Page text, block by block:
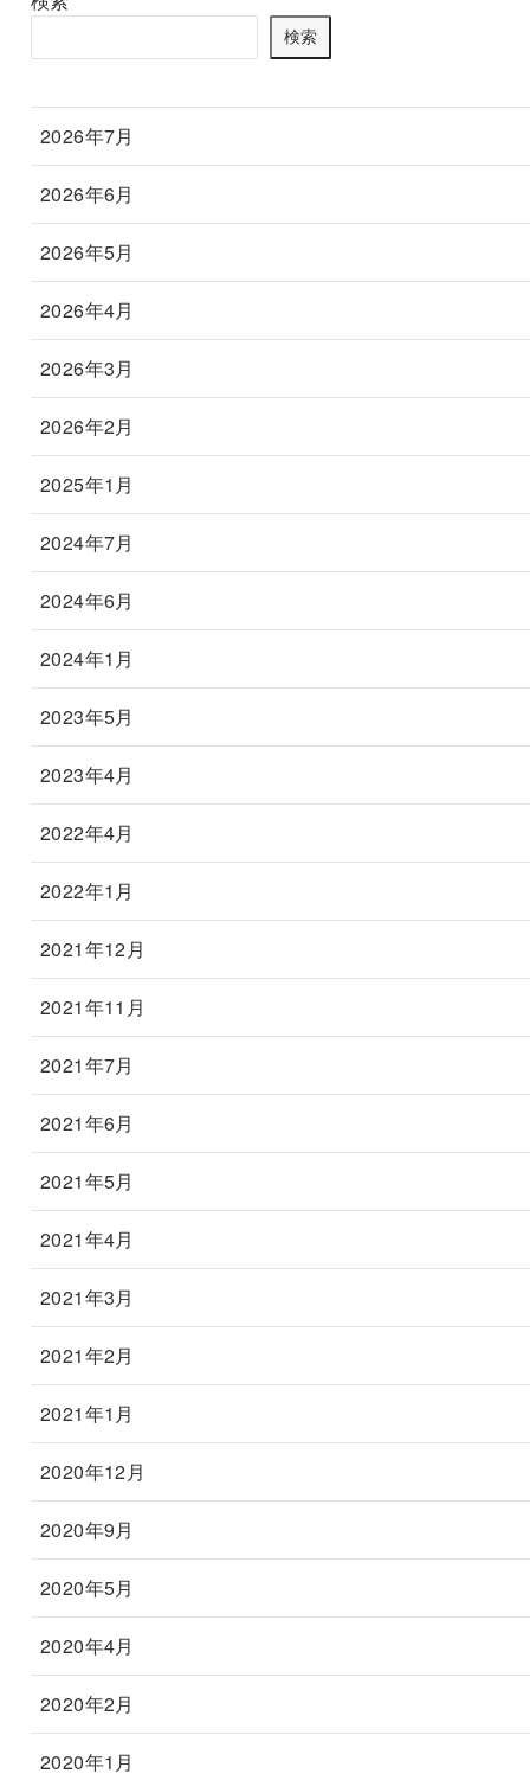
検索
2026年7月
2026年6月
2026年5月
2026年4月
2026年3月
2026年2月
2025年1月
2024年7月
2024年6月
2024年1月
2023年5月
2023年4月
2022年4月
2022年1月
2021年12月
2021年11月
2021年7月
2021年6月
2021年5月
2021年4月
2021年3月
2021年2月
2021年1月
2020年12月
2020年9月
2020年5月
2020年4月
2020年2月
2020年1月